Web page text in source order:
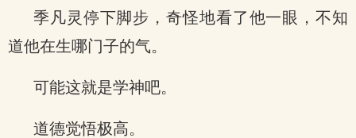
季凡灵停下脚步，奇怪地看了他一眼，不知
道他在生哪门子的气。
可能这就是学神吧。
道德觉悟极高。